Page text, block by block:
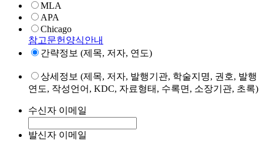
MLA
APA
Chicago
참고문헌양식안내
간략정보 (제목, 저자, 연도)
상세정보 (제목, 저자, 발행기관, 학술지명, 권호, 발행
연도, 작성언어, KDC, 자료형태, 수록면, 소장기관, 초록)
수신자 이메일
발신자 이메일